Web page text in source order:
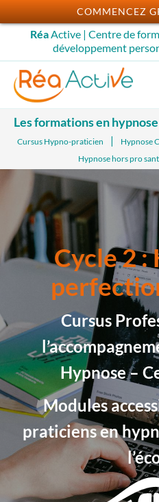
Passer
au
contenu
RéaActive | Centre de
développement
Les formations en hypnose
Cursus Hypno-praticien Hypnose
Hypnose hors pro
Cycle 2 :
Cursus
Hypnose –
Modules
praticiens en
COMMENCEZ